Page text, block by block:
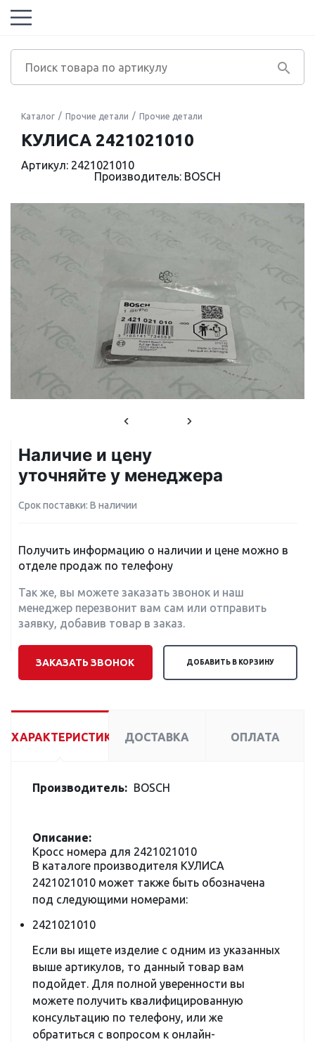
Каталог Прочие детали Прочие детали
КУЛИСА 2421021010
Артикул: 2421021010
Производитель: BOSCH
Наличие и цену
уточняйте у менеджера
Срок поставки: В наличии
Получить информацию о наличии и цене можно в
отделе продаж по телефону
Так же, вы можете заказать звонок и наш
менеджер перезвонит вам сам или отправить
заявку, добавив товар в заказ.
ЗАКАЗАТЬ ЗВОНОК ДОБАВИТЬ В КОРЗИНУ
ХАРАКТЕРИСТИКИ ДОСТАВКА ОПЛАТА
Производитель: BOSCH
Описание:
Кросс номера для 2421021010
В каталоге производителя КУЛИСА
2421021010 может также быть обозначена
под следующими номерами:
2421021010
Если вы ищете изделие с одним из указанных
выше артикулов, то данный товар вам
подойдет. Для полной уверенности вы
можете получить квалифицированную
консультацию по телефону, или же
обратиться с вопросом к онлайн-